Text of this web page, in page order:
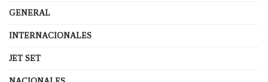
GENERAL
INTERNACIONALES
JET SET